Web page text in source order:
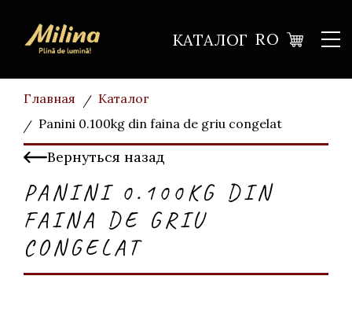
КАТАЛОГ RO
Главная
Каталог
Panini 0.100kg din faina de griu congelat
Вернуться назад
PANINI 0.100KG DIN
FAINA DE GRIU
CONGELAT